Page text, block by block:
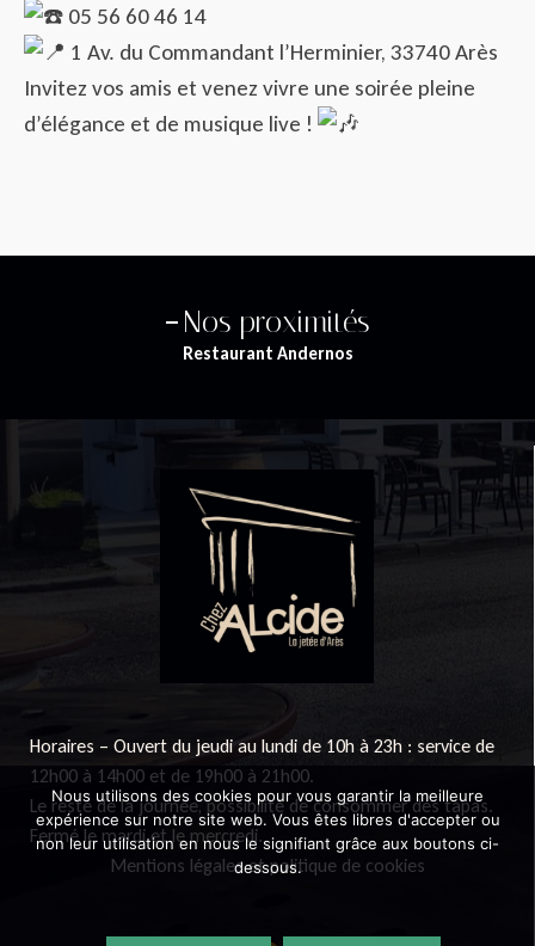
05 56 60 46 14
1 Av. du Commandant l’Herminier, 33740 Arès
Invitez vos amis et venez vivre une soirée pleine
d’élégance et de musique live !
Nos proximités
Restaurant Andernos
Horaires – Ouvert du jeudi au lundi de 10h à 23h : service de
12h00 à 14h00 et de 19h00 à 21h00.
Le reste de la journée, possibilité de consommer des tapas.
Fermé le mardi et le mercredi.
Mentions légales et politique de cookies
Nous utilisons des cookies pour vous garantir la meilleure
expérience sur notre site web. Vous êtes libres d'accepter ou
non leur utilisation en nous le signifiant grâce aux boutons ci-
dessous.